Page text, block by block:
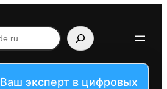
Ваш эксперт в цифровых